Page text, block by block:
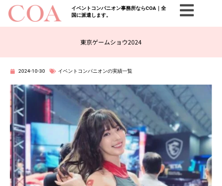
イベントコンパニオン事務所ならCOA｜全
国に派遣します。
東京ゲームショウ2024
2024-10-30 イベントコンパニオンの実績一覧